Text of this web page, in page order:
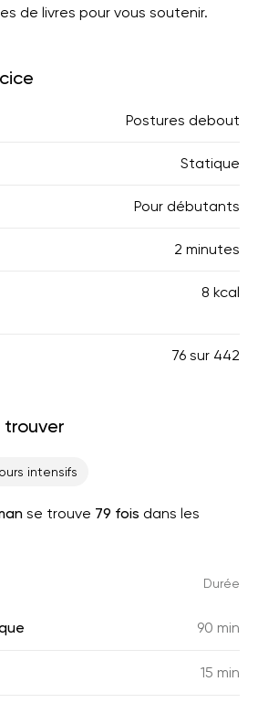
de livres pour vous soutenir.
Postures debout
Statique
Pour débutants
2 minutes
8 kcal
76 sur 442
trouver
intensifs
se trouve 79 fois dans les
Durée
90 min
15 min